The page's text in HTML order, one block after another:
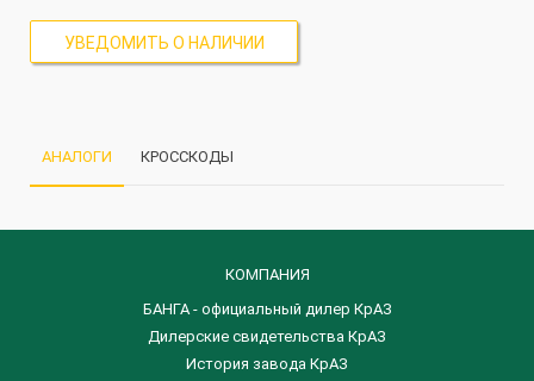
УВЕДОМИТЬ О НАЛИЧИИ
АНАЛОГИ КРОССКОДЫ
КОМПАНИЯ
БАНГА - официальный дилер КрАЗ
Дилерские свидетельства КрАЗ
История завода КрАЗ